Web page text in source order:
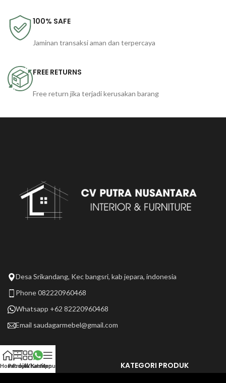
100% SAFE
Jaminan transaksi aman dan terpercaya
FREE RETURNS
Free return jika terjadi kerusakan barang
Desa Srikandang, Kec bangsri, kab jepara, indonesia
Phone 082220960468
Whatsapp +62 82220960468
Email saudagarmebel@gmail.com
LAIN LAIN KATEGORI PRODUK
HomeProduk
Projek Kami
Whatsapp
Menu